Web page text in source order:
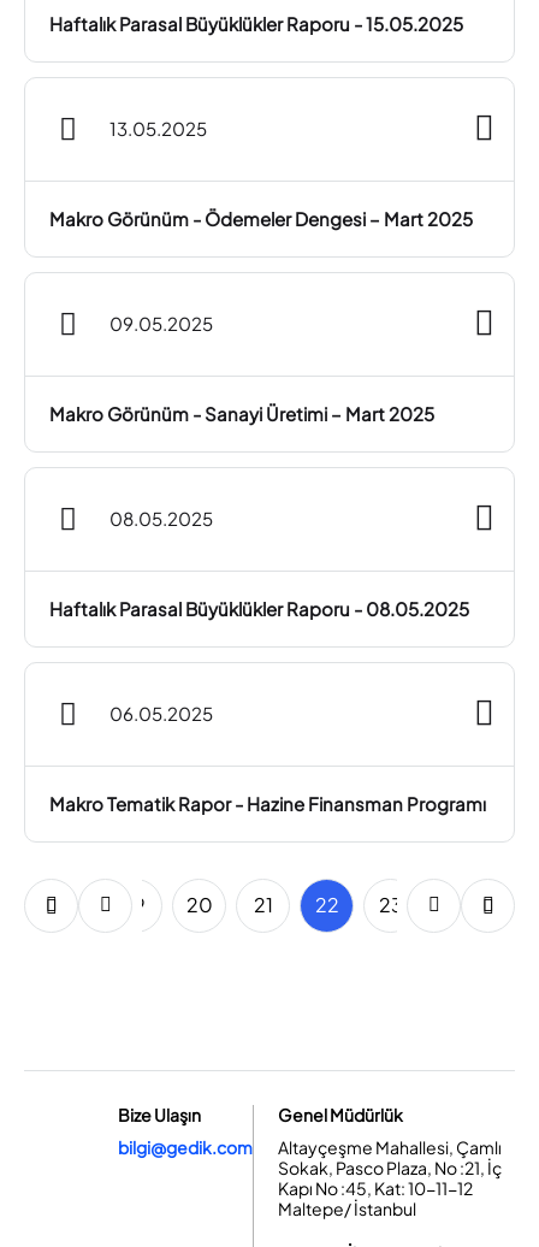
Haftalık Parasal Büyüklükler Raporu - 15.05.2025
13.05.2025
Makro Görünüm - Ödemeler Dengesi – Mart 2025
09.05.2025
Makro Görünüm - Sanayi Üretimi – Mart 2025
08.05.2025
Haftalık Parasal Büyüklükler Raporu - 08.05.2025
06.05.2025
Makro Tematik Rapor - Hazine Finansman Programı
18 19 20 21 22 23 24 25
Bize Ulaşın
bilgi@gedik.com
Genel Müdürlük
Altayçeşme Mahallesi, Çamlı
Sokak, Pasco Plaza, No :21, İç
Kapı No :45, Kat: 10-11-12
Maltepe/ İstanbul